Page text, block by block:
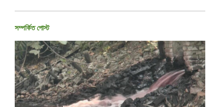
সম্পর্কিত পোস্ট